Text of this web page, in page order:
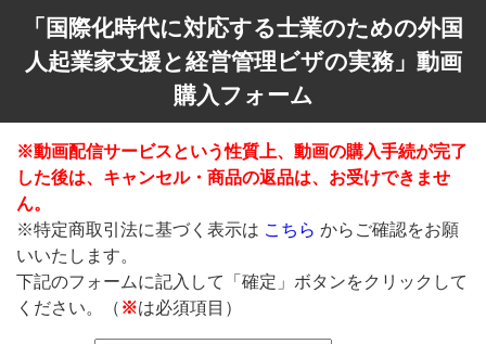
「国際化時代に対応する士業のための外国
人起業家支援と経営管理ビザの実務」動画
購入フォーム
※動画配信サービスという性質上、動画の購入手続が完了
した後は、キャンセル・商品の返品は、お受けできませ
ん。
※特定商取引法に基づく表示は こちら からご確認をお願
いいたします。
下記のフォームに記入して「確定」ボタンをクリックして
ください。（ ※は必須項目）